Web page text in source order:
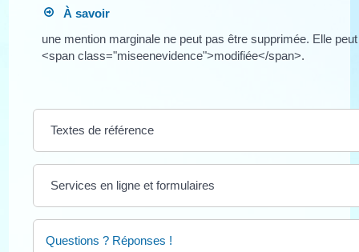
À savoir
une mention marginale ne peut pas être supprimée. Elle
<span class="miseenevidence">modifiée</span>.
Textes de référence
Services en ligne et formulaires
Questions ? Réponses !